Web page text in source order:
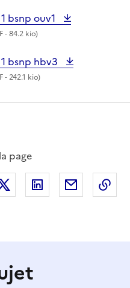
bsnp ouv1
- 84.2 kio)
bsnp hbv3
- 242.1 kio)
page
sur Facebook
Partager sur X
Partager surPartager